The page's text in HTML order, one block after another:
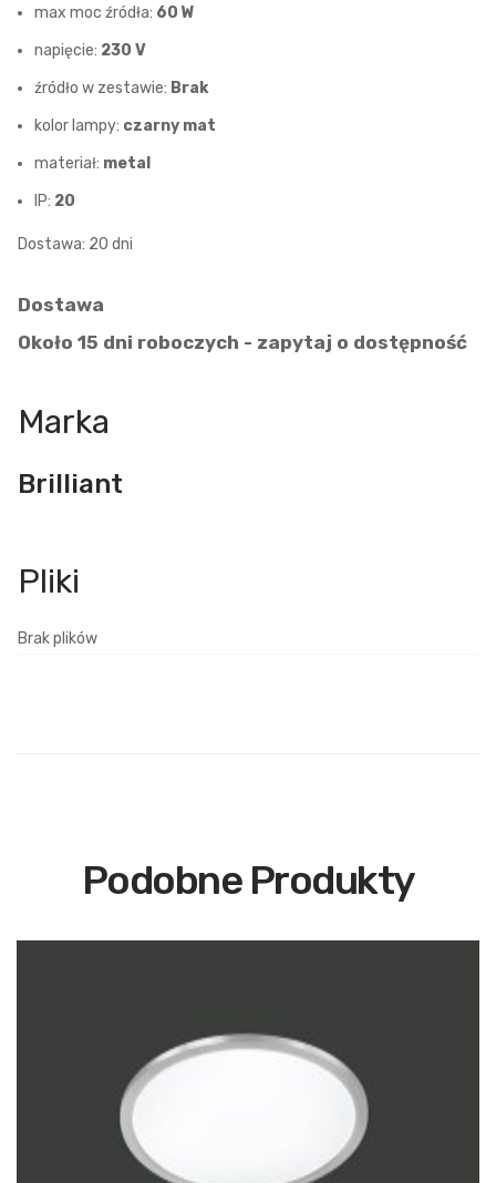
max moc źródła: 60 W
napięcie: 230 V
źródło w zestawie: Brak
kolor lampy: czarny mat
materiał: metal
IP: 20
Dostawa: 20 dni
Dostawa
Około 15 dni roboczych - zapytaj o dostępność
Marka
Brilliant
Brak plików
Podobne Produkty